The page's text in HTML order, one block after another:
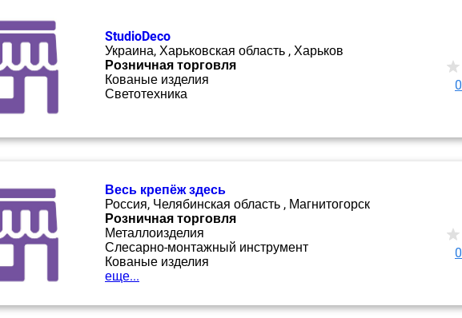
StudioDeco
Украина, Харьковская область , Харьков
Розничная торговля
Кованые изделия
Светотехника
0
Весь крепёж здесь
Россия, Челябинская область , Магнитогорск
Розничная торговля
Металлоизделия
Слесарно-монтажный инструмент
Кованые изделия
еще...
0